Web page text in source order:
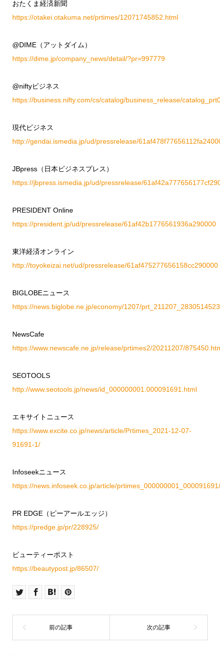
おたくま経済新聞
https://otakei.otakuma.net/prtimes/12071745852.html
@DIME（アットダイム）
https://dime.jp/company_news/detail/?pr=997779
@niftyビジネス
https://business.nifty.com/cs/catalog/business_release/
現代ビジネス
http://gendai.ismedia.jp/ud/pressrelease/
JBpress（日本ビジネスプレス）
https://jbpress.ismedia.jp/ud/pressrelease/
PRESIDENT Online
https://president.jp/ud/pressrelease/61af42b1776561936a290000
東洋経済オンライン
http://toyokeizai.net/ud/pressrelease/61af475277656158cc290000
BIGLOBEニュース
https://news.biglobe.ne.jp/economy/1207/
NewsCafe
https://www.newscafe.ne.jp/release/prtimes2/20211207/
SEOTOOLS
http://www.seotools.jp/news/id_000000001.000091691.html
エキサイトニュース
https://www.excite.co.jp/news/article/Prtimes_2021-12-07-
91691-1/
Infoseekニュース
https://news.infoseek.co.jp/article/prtimes_000000001_000091691/
PR EDGE（ピーアールエッジ）
https://predge.jp/pr/228925/
ビューティーポスト
https://beautypost.jp/86507/